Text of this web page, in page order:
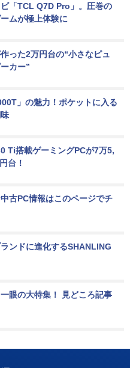
「TCL Q7D Pro」。圧巻の
ムが極上体験に
った2万円台の“小さなピュ
カー”
」の魅力！ポケットに入る
Ti搭載ゲーミングPCが7万5,
台！
古PC情報はこのページでチ
ンドに進化するSHANLING
眼の大特集！ 見どころ記事